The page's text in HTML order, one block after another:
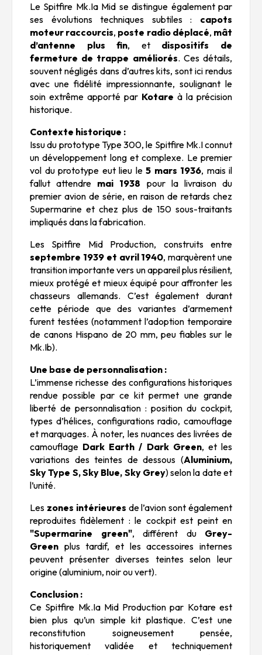
Le Spitfire Mk.Ia Mid se distingue également par
ses évolutions techniques subtiles : capots
moteur raccourcis, poste radio déplacé, mât
d’antenne plus fin, et dispositifs de
fermeture de trappe améliorés. Ces détails,
souvent négligés dans d’autres kits, sont ici rendus
avec une fidélité impressionnante, soulignant le
soin extrême apporté par Kotare à la précision
historique.
Contexte historique :
Issu du prototype Type 300, le Spitfire Mk.I connut
un développement long et complexe. Le premier
vol du prototype eut lieu le 5 mars 1936, mais il
fallut attendre mai 1938 pour la livraison du
premier avion de série, en raison de retards chez
Supermarine et chez plus de 150 sous-traitants
impliqués dans la fabrication.
Les Spitfire Mid Production, construits entre
septembre 1939 et avril 1940, marquèrent une
transition importante vers un appareil plus résilient,
mieux protégé et mieux équipé pour affronter les
chasseurs allemands. C’est également durant
cette période que des variantes d’armement
furent testées (notamment l’adoption temporaire
de canons Hispano de 20 mm, peu fiables sur le
Mk.Ib).
Une base de personnalisation :
L’immense richesse des configurations historiques
rendue possible par ce kit permet une grande
liberté de personnalisation : position du cockpit,
types d’hélices, configurations radio, camouflage
et marquages. À noter, les nuances des livrées de
camouflage Dark Earth / Dark Green, et les
variations des teintes de dessous (Aluminium,
Sky Type S, Sky Blue, Sky Grey) selon la date et
l’unité.
Les zones intérieures de l’avion sont également
reproduites fidèlement : le cockpit est peint en
"Supermarine green", différent du Grey-
Green plus tardif, et les accessoires internes
peuvent présenter diverses teintes selon leur
origine (aluminium, noir ou vert).
Conclusion :
Ce Spitfire Mk.Ia Mid Production par Kotare est
bien plus qu’un simple kit plastique. C’est une
reconstitution soigneusement pensée,
historiquement validée et techniquement